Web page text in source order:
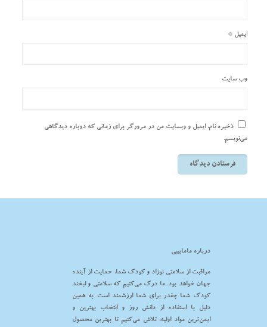
ایمیل *
وب‌ سایت
ذخیره نام، ایمیل و وبسایت من در مرورگر برای زمانی که دوباره دیدگاهی
می‌نویسم.
درباره مامابیبی
مراقبت از سلامتی نوزاد و کودک شما، حمایت از آینده
جهان خواهد بود. ما درک می‌کنیم که سلامتی و لبخند
کودک شما چقدر برای شما ارزشمند است. به همین
دلیل با استفاده از دانش روز و انتخاب بهترین و
ایمن‌ترین مواد اولیه، تلاش می‌کنیم تا بهترین محصول